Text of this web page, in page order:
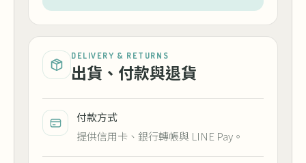
DELIVERY & RETURNS
出貨、付款與退貨
付款方式
提供信用卡、銀行轉帳與 LINE Pay。